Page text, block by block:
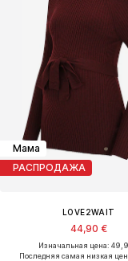
Мама
РАСПРОДАЖА
LOVE2WAIT
44,90 €
Изначальная цена:
Последняя самая низкая